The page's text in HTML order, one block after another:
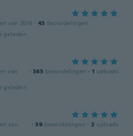
van 2019 · 45 beoordelingen
geleden
van
· 365 beoordelingen · 1 uploads
geleden
van
· 39 beoordelingen · 2 uploads